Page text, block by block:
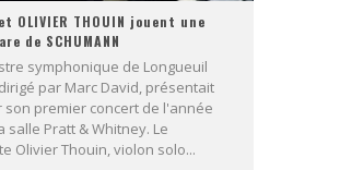
et OLIVIER THOUIN jouent une
de SCHUMANN
symphonique de Longueuil
dirigé par Marc David, présentait
son premier concert de l'année
salle Pratt & Whitney. Le
Olivier Thouin, violon solo...